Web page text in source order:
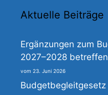
Aktuelle Beiträge
Ergänzungen zum
2027–2028
23. Juni 2026